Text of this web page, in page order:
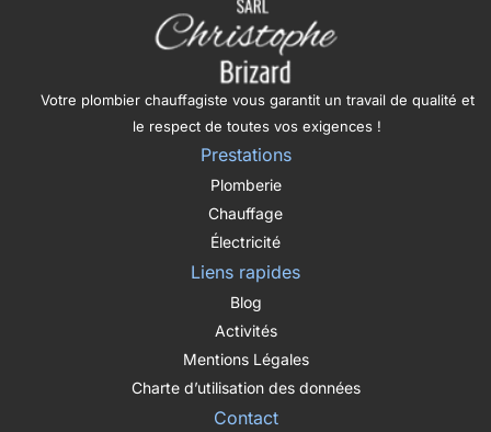
Votre plombier chauffagiste vous garantit un travail de qualité et
le respect de toutes vos exigences !
Prestations
Plomberie
Chauffage
Électricité
Liens rapides
Blog
Activités
Mentions Légales
Charte d’utilisation des données
Contact